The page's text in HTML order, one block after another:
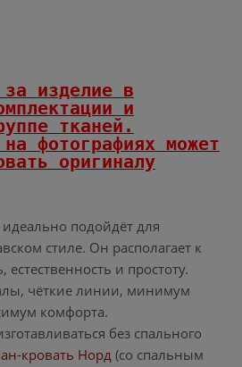
изделие в
и
тканей.
фотографиях может
оригиналу
подойдёт для
стиле. Он располагает к
естественность и простоту.
чёткие линии, минимум
комфорта.
без спального
кровать Норд (со спальным